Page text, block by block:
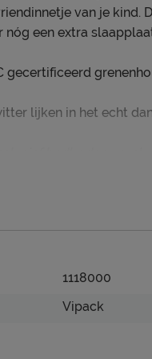
van je kind.
nóg een extra
gecertificeerd
lijken in het echt
bedbodem,
Fritz
zo lang mogelijk
1118000
Vipack